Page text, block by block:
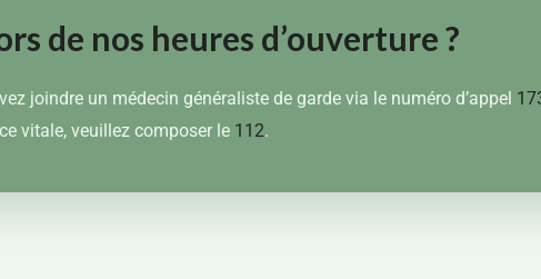
de nos heures d’ouverture ?
joindre un médecin généraliste de garde via le numéro d’appel
vitale, veuillez composer le 112.